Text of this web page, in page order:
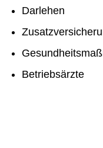
Darlehen
Betriebsärzte